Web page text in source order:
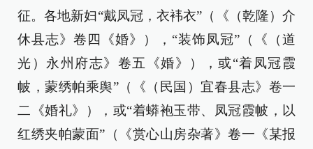
征。各地新妇“戴凤冠，衣袆衣”（《（乾隆）介
休县志》卷四《婚》），“装饰凤冠”（《（道
光）永州府志》卷五《婚》），或“着凤冠霞
帔，蒙绣帕乘舆”（《（民国）宜春县志》卷一
二《婚礼》），或“着蟒袍玉带、凤冠霞帔，以
红绣夹帕蒙面”（《赏心山房杂著》卷一《某报